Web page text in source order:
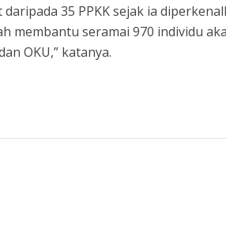
35 PPKK sejak ia
membantu seramai 970 individu
OKU,” katanya.